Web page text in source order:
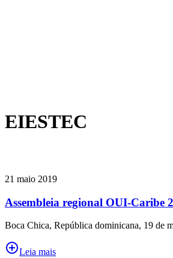
EIESTEC
21 maio 2019
Assembleia regional OUI-Caribe
Boca Chica, República dominicana, 19 de
add_circle_outlineLeia mais